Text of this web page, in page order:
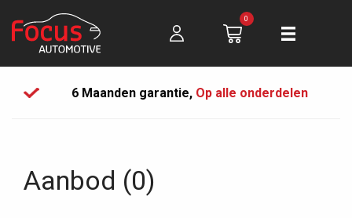
0
6 Maanden garantie, Op alle onderdelen
Aanbod (0)